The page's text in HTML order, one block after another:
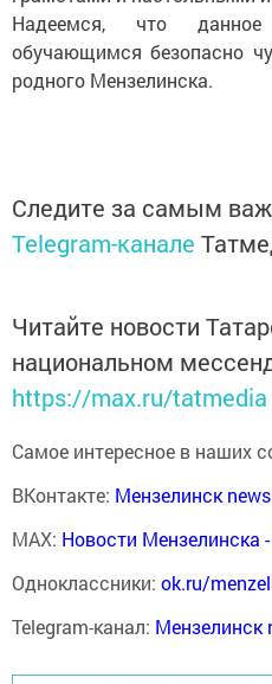
Надеемся, что
обучающимся безопасно
родного Мензелинска.
Следите за самым
Telegram-канале
Читайте новости
национальном
https://max.ru/tatmedia
Самое интересное в наших
ВКонтакте: Мензелинск
MAX: Новости Мензелинска
Одноклассники: ok.ru/
Telegram-канал: Мензелинск